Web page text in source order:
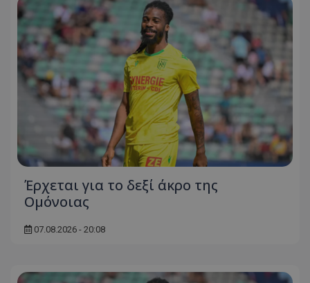
Έρχεται για το δεξί άκρο της
Ομόνοιας
07.08.2026 - 20:08